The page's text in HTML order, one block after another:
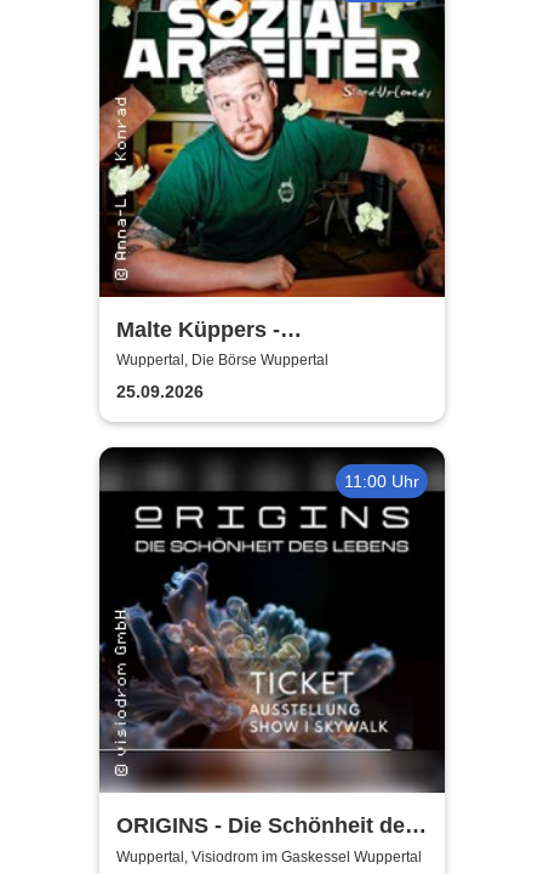
Malte Küppers -
Antisozialarbeiter
Wuppertal, Die Börse Wuppertal
25.09.2026
11:00 Uhr
ORIGINS - Die Schönheit des
Lebens
Wuppertal, Visiodrom im Gaskessel Wuppertal